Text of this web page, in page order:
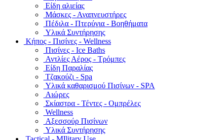
Είδη αλιείας
Μάσκες - Αναπνευστήρες
Πέδιλα - Πτερύγια - Βοηθήματα
Υλικά Συντήρησης
Κήπος - Πισίνες - Wellness
Πισίνες - Ice Baths
Αντλίες Αέρος - Τρόμπες
Είδη Παραλίας
Τζακούζι - Spa
Υλικά καθαρισμού Πισίνων - SPA
Αιώρες
Σκίαστρα - Τέντες - Ομπρέλες
Wellness
Αξεσσούρ Πισίνων
Υλικά Συντήρησης